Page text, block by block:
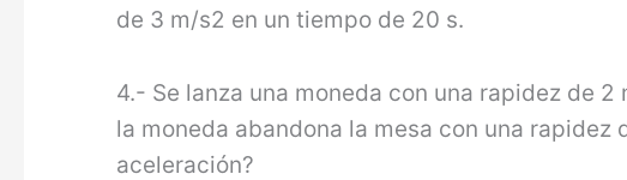
de 3 m/s2 en un tiempo de 20 s.
4.- Se lanza una moneda con una rapidez de
la mo­neda abandona la mesa con una rapidez
aceleración?